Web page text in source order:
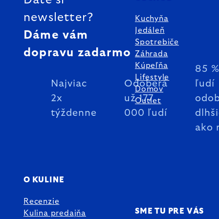
newsletter?
Dáme vám
dopravu zadarmo
Najviac
2x
týždenne
Odoberá
už 177
000 ľudí
85 %
ľudí
ako
Kuchyňa
Jedáleň
Spotrebiče
Záhrada
Kúpeľňa
Lifestyle
Domov
Outlet
O KULINE
Recenzie
Kulina predajňa
SME TU PRE VÁS